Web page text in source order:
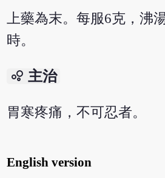
上藥為末。每服6克，沸
時。
bubble_chart 主治
胃寒疼痛，不可忍者。
English version